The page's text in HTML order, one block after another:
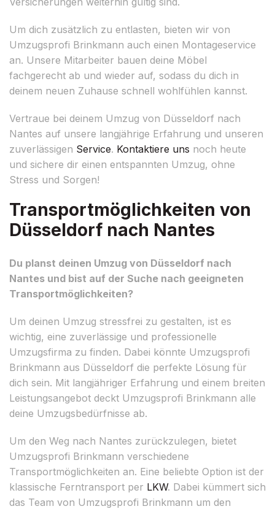
Um dich zusätzlich zu entlasten, bieten wir von
Umzugsprofi Brinkmann auch einen Montageservice
an. Unsere Mitarbeiter bauen deine Möbel
fachgerecht ab und wieder auf, sodass du dich in
deinem neuen Zuhause schnell wohlfühlen kannst.
Vertraue bei deinem Umzug von Düsseldorf nach
Nantes auf unsere langjährige Erfahrung und unseren
zuverlässigen Service. Kontaktiere uns noch heute
und sichere dir einen entspannten Umzug, ohne
Stress und Sorgen!
Transportmöglichkeiten von
Düsseldorf nach Nantes
Du planst deinen Umzug von Düsseldorf nach
Nantes und bist auf der Suche nach geeigneten
Transportmöglichkeiten?
Um deinen Umzug stressfrei zu gestalten, ist es
wichtig, eine zuverlässige und professionelle
Umzugsfirma zu finden. Dabei könnte Umzugsprofi
Brinkmann aus Düsseldorf die perfekte Lösung für
dich sein. Mit langjähriger Erfahrung und einem breiten
Leistungsangebot deckt Umzugsprofi Brinkmann alle
deine Umzugsbedürfnisse ab.
Um den Weg nach Nantes zurückzulegen, bietet
Umzugsprofi Brinkmann verschiedene
Transportmöglichkeiten an. Eine beliebte Option ist der
klassische Ferntransport per LKW. Dabei kümmert sich
das Team von Umzugsprofi Brinkmann um den